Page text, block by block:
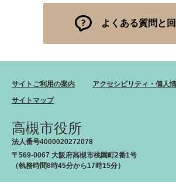
よくある質問と
サイトご利用の案内
アクセシビリティ・個人
サイトマップ
高槻市役所
法人番号4000020272078
〒569-0067 大阪府高槻市桃園町2番1号
（執務時間8時45分から17時15分）